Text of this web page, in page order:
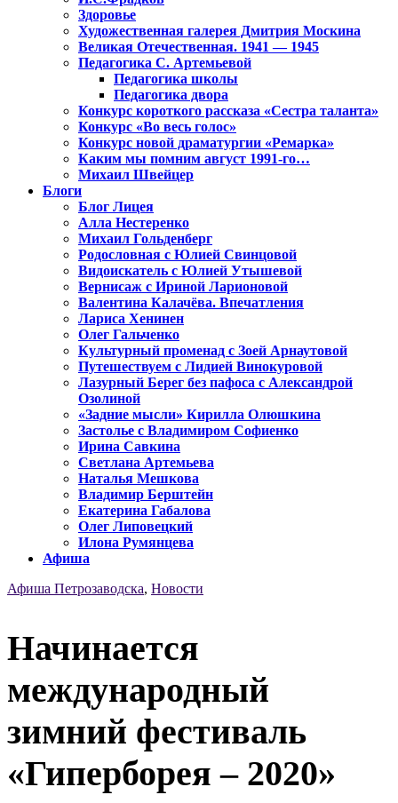
Здоровье
Художественная галерея Дмитрия Москина
Великая Отечественная. 1941 — 1945
Педагогика С. Артемьевой
Педагогика школы
Педагогика двора
Конкурс короткого рассказа «Сестра таланта»
Конкурс «Во весь голос»
Конкурс новой драматургии «Ремарка»
Каким мы помним август 1991-го…
Михаил Швейцер
Блоги
Блог Лицея
Алла Нестеренко
Михаил Гольденберг
Родословная с Юлией Свинцовой
Видоискатель с Юлией Утышевой
Вернисаж с Ириной Ларионовой
Валентина Калачёва. Впечатления
Лариса Хенинен
Олег Гальченко
Культурный променад с Зоей Арнаутовой
Путешествуем с Лидией Винокуровой
Лазурный Берег без пафоса с Александрой
Озолиной
«Задние мысли» Кирилла Олюшкина
Застолье с Владимиром Софиенко
Ирина Савкина
Светлана Артемьева
Наталья Мешкова
Владимир Берштейн
Екатерина Габалова
Олег Липовецкий
Илона Румянцева
Афиша
Афиша Петрозаводска, Новости
Начинается
международный
зимний фестиваль
«Гиперборея – 2020»